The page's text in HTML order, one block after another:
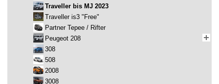
Traveller bis MJ 2023
Traveller is3 "Free"
Partner Tepee / Rifter
Peugeot 208
308
508
2008
3008